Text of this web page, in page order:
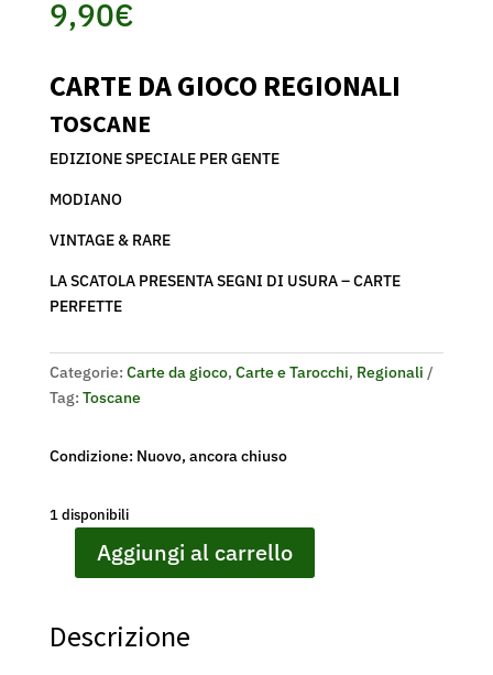
9,90€
CARTE DA GIOCO REGIONALI
TOSCANE
EDIZIONE SPECIALE PER GENTE
MODIANO
VINTAGE & RARE
LA SCATOLA PRESENTA SEGNI DI USURA – CARTE
PERFETTE
Categorie: Carte da gioco, Carte e Tarocchi, Regionali
Tag: Toscane
Condizione: Nuovo, ancora chiuso
1 disponibili
REGIONALI
Aggiungi al carrello
Descrizione